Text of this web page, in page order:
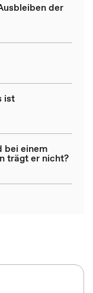
der
ist
bei einem
trägt er nicht?